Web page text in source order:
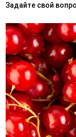
Задайте свой